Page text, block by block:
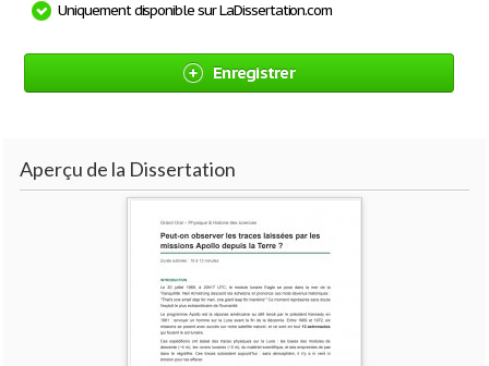
Uniquement disponible sur LaDissertation.com
Enregistrer
Aperçu de la Dissertation